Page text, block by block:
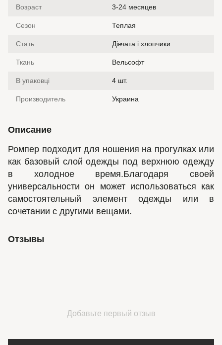
Возраст 3-24 месяцев
Сезон Теплая
Стать Дівчата і хлопчики
Ткань Вельсофт
В упаковці 4 шт.
Производитель Украина
Описание
Ромпер подходит для ношения на прогулках или
как базовый слой одежды под верхнюю одежду
в холодное время.Благодаря своей
универсальности он может использоваться как
самостоятельный элемент одежды или в
сочетании с другими вещами.
Отзывы
Добавьте первый отзыв